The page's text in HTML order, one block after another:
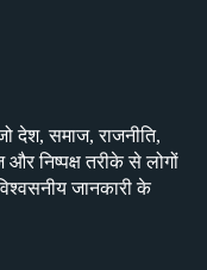
देश, समाज, राजनीति,
निष्पक्ष तरीके से लोगों
जानकारी के